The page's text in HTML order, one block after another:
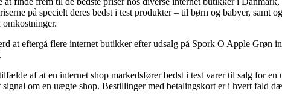
på specielt deres bedst i test produkter – til børn og babyer, samt
omkostninger.
at eftergå flere internet butikker efter udsalg på Spork O Apple Grøn
af at en internet shop markedsfører bedst i test varer til salg for en
om en uægte shop. Bestillinger med betalingskort er i hvert fald